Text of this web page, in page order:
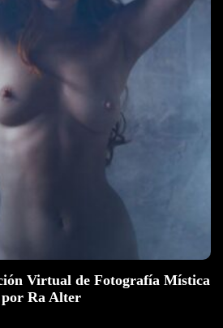
Virtual de Fotografía Mística
por Ra Alter